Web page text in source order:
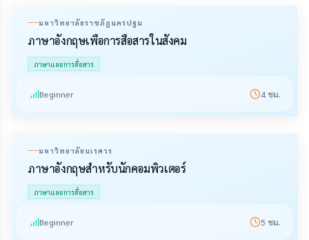
มหาวิทยาลัยราชภัฏนครปฐม
ภาษาอังกฤษเพื่อการสื่อสารในสังคม
ภาษาและการสื่อสาร
Beginner 4 ชม.
มหาวิทยาลัยนเรศวร
ภาษาอังกฤษสำหรับนักคอมพิวเตอร์
ภาษาและการสื่อสาร
Beginner 5 ชม.